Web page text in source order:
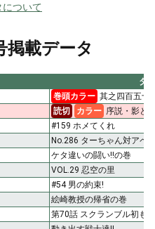
ついて
掲載データ
タ
巻頭カラー 其之四百五十
読切 カラー 序説・影と
#159 ホメてくれ
No.286 ターちゃん対アペ
ケタ違いの闘い!!の巻
VOL.29 忍空の里
#54 男の約束!
絵崎教授の帰省の巻
第70話 スクランブル初も